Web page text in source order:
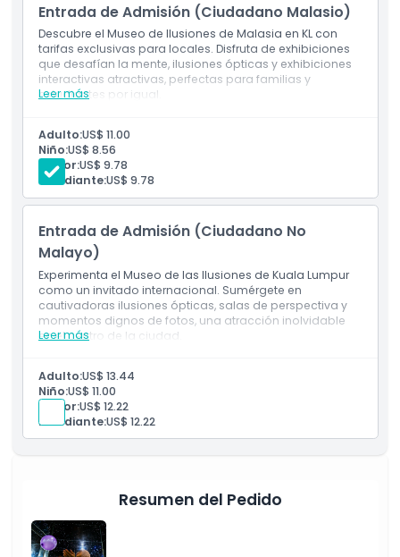
Exclusiones
Horario de Apertura
Cosas a Saber
Ubicación
Cómo Llegar
Cómo Canjear
Política de Cancelación
Entrada de Admisión (Ciudadano Malasio)
Descubre el Museo de Ilusiones de Malasia en KL con
tarifas exclusivas para locales. Disfruta de exhibiciones
que desafían la mente, ilusiones ópticas y exhibiciones
interactivas atractivas, perfectas para familias y
estudiantes por igual.
Leer más
Precio especial para malayos
Ilusiones ópticas, hologramas, salas inmersivas
Divertido y educativo para toda la familia.
Adulto:US$ 11.00
Niño:US$ 8.56
Senior:US$ 9.78
Estudiante:US$ 9.78
Entrada de Admisión (Ciudadano No
Malayo)
Experimenta el Museo de las Ilusiones de Kuala Lumpur
como un invitado internacional. Sumérgete en
cautivadoras ilusiones ópticas, salas de perspectiva y
momentos dignos de fotos, una atracción inolvidable
en el centro de la ciudad.
Leer más
Para visitantes internacionales
Ilusiones que desafían la mente, lugares para fotos
Atracción interactiva en Kuala Lumpur
Adulto:US$ 13.44
Niño:US$ 11.00
Senior:US$ 12.22
Estudiante:US$ 12.22
Resumen del Pedido